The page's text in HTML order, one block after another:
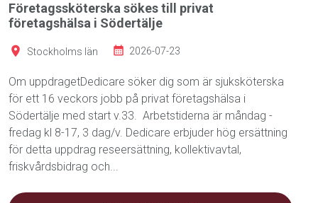
Företagssköterska sökes till privat
företagshälsa i Södertälje
Stockholms län 2026-07-23
Om uppdragetDedicare söker dig som är sjuksköterska
för ett 16 veckors jobb på privat företagshälsa i
Södertälje med start v.33. Arbetstiderna är måndag -
fredag kl 8-17, 3 dag/v. Dedicare erbjuder hög ersättning
för detta uppdrag reseersättning, kollektivavtal,
friskvårdsbidrag och...